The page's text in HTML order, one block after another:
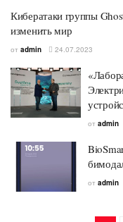
Кибератаки группы
изменить мир
от admin 24.07.2023
от admin
от admin